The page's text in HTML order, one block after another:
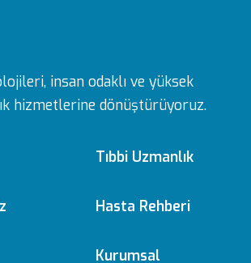
insan odaklı ve yüksek
hizmetlerine dönüştürüyoruz.
Tıbbi Uzmanlık
Doktorlarımız
Hasta Rehberi
e-Randevu
Kurumsal